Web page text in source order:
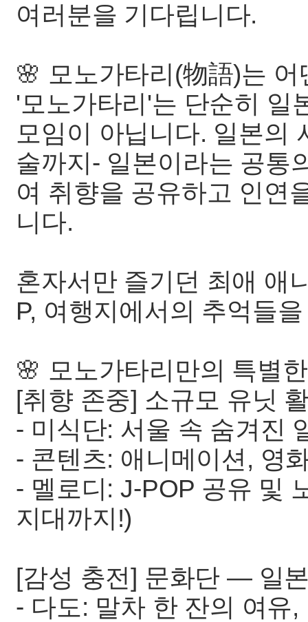
여러분을 기다립니다.
🌸 모노가타리(物語)는
'모노가타리'는 단순히 일
모임이 아닙니다. 일본의
술까지- 일본이라는 공통
여 취향을 공유하고 인연
니다.
혼자서만 즐기던 최애 애
P, 여행지에서의 추억들
🌸 모노가타리만의 특별
[취향 존중] 소규모 유닛
- 미식단: 서울 속 숨겨진
- 콘텐츠: 애니메이션, 영
- 멜로디: J-POP 공유 및
지대까지!)
[감성 충전] 문화단 — 일
- 다도: 말차 한 잔의 여유,